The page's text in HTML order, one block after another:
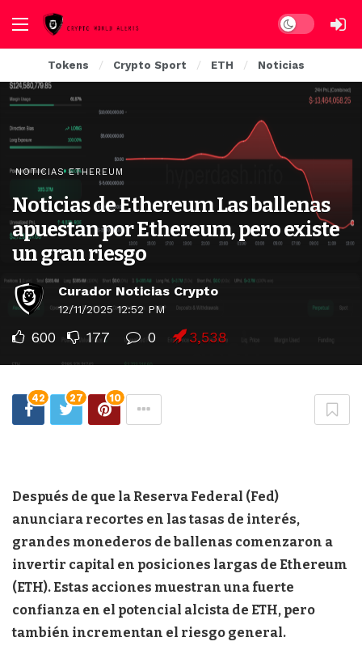
Dark mode
Tokens Crypto Sport ETH Noticias
NOTICIAS ETHEREUM
Noticias de Ethereum Las ballenas
apuestan por Ethereum, pero existe
un gran riesgo
Curador Noticias Crypto
12/11/2025 12:52 PM
600 177 0 3,538
42 27 10
Después de que la Reserva Federal (Fed)
anunciara recortes en las tasas de interés,
grandes monederos de ballenas comenzaron a
invertir capital en posiciones largas de Ethereum
(ETH). Estas acciones muestran una fuerte
confianza en el potencial alcista de ETH, pero
también incrementan el riesgo general.